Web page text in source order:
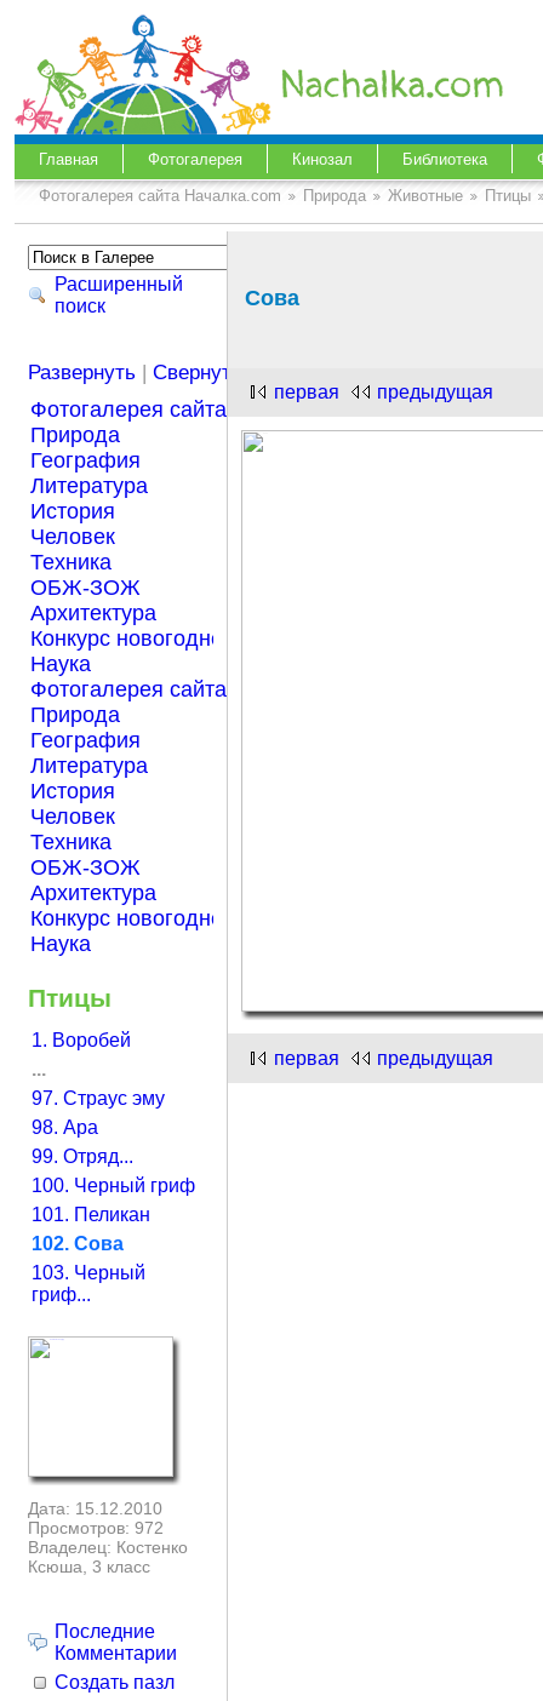
Главная Фотогалерея Кинозал Библиотека
Фотогалерея сайта Началка.com Природа Животные Птицы
Расширенный
поиск
Развернуть |Свернуть
Фотогалерея сайта Началка.com
Природа
География
Литература
История
Человек
Техника
ОБЖ-ЗОЖ
Архитектура
Конкурс новогодней открытки "Нарисуем Новый
Наука
Фотогалерея сайта Началка.com
Природа
География
Литература
История
Человек
Техника
ОБЖ-ЗОЖ
Архитектура
Конкурс новогодней открытки "Нарисуем Новый
Наука
Птицы
1. Воробей
...
97. Страус эму
98. Ара
99. Отряд...
100. Черный гриф
101. Пеликан
102. Сова
103. Черный
гриф...
Дата: 15.12.2010
Просмотров: 972
Владелец: Костенко
Ксюша, 3 класс
Последние
Комментарии
Создать пазл
Сова
первая предыдущая
первая предыдущая